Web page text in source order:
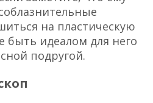
на пластическую
быть идеалом для него
подругой.